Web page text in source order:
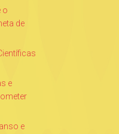
o
de
e
e